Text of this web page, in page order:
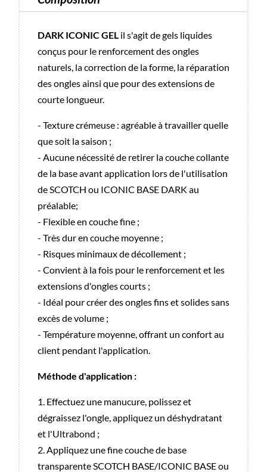
DARK ICONIC GEL il s'agit de gels liquides
conçus pour le renforcement des ongles
naturels, la correction de la forme, la réparation
des ongles ainsi que pour des extensions de
courte longueur.
- Texture crémeuse : agréable à travailler quelle
que soit la saison ;
- Aucune nécessité de retirer la couche collante
de la base avant application lors de l'utilisation
de SCOTCH ou ICONIC BASE DARK au
préalable;
- Flexible en couche fine ;
- Très dur en couche moyenne ;
- Risques minimaux de décollement ;
- Convient à la fois pour le renforcement et les
extensions d'ongles courts ;
- Idéal pour créer des ongles fins et solides sans
excès de volume ;
- Température moyenne, offrant un confort au
client pendant l'application.
Méthode d'application :
1. Effectuez une manucure, polissez et
dégraissez l'ongle, appliquez un déshydratant
et l'Ultrabond ;
2. Appliquez une fine couche de base
transparente SCOTCH BASE/ICONIC BASE ou